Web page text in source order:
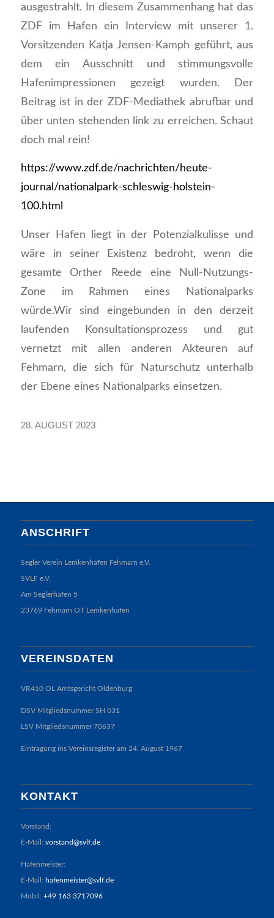
ausgestrahlt. In diesem Zusammenhang hat das
ZDF im Hafen ein Interview mit unserer 1.
Vorsitzenden Katja Jensen-Kamph geführt, aus
dem ein Ausschnitt und stimmungsvolle
Hafenimpressionen gezeigt wurden. Der
Beitrag ist in der ZDF-Mediathek abrufbar und
über unten stehenden link zu erreichen. Schaut
doch mal rein!
https://www.zdf.de/nachrichten/heute-
journal/nationalpark-schleswig-holstein-
100.html
Unser Hafen liegt in der Potenzialkulisse und
wäre in seiner Existenz bedroht, wenn die
gesamte Orther Reede eine Null-Nutzungs-
Zone im Rahmen eines Nationalparks
würde.Wir sind eingebunden in den derzeit
laufenden Konsultationsprozess und gut
vernetzt mit allen anderen Akteuren auf
Fehmarn, die sich für Naturschutz unterhalb
der Ebene eines Nationalparks einsetzen.
28. AUGUST 2023
ANSCHRIFT
Segler Verein Lemkenhafen Fehmarn e.V.
SVLF e.V.
Am Seglerhafen 5
23769 Fehmarn OT Lemkenhafen
VEREINSDATEN
VR410 OL Amtsgericht Oldenburg
DSV Mitgliedsnummer SH 031
LSV Mitgliedsnummer 70637
Eintragung ins Vereinsregister am 24. August 1967
KONTAKT
Vorstand:
E-Mail: vorstand@svlf.de
Hafenmeister:
E-Mail: hafenmeister@svlf.de
Mobil: +49 163 3717096